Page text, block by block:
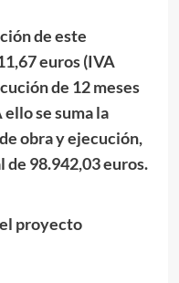
de este
euros (IVA
de 12 meses
se suma la
obra y ejecución,
98.942,03 euros.
proyecto